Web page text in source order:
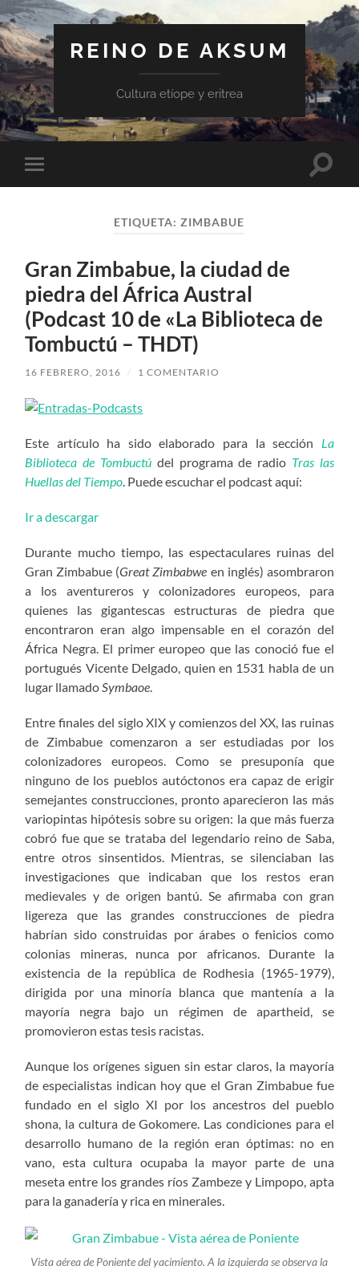
REINO DE AKSUM
Cultura etíope y eritrea
Alternar
el
ETIQUETA:ZIMBABUE
Gran Zimbabue, la ciudad de
piedra del África Austral
(Podcast 10 de «La Biblioteca de
Tombuctú – THDT)
16 FEBRERO, 2016 / 1 COMENTARIO
Este artículo ha sido elaborado para la sección La
Biblioteca de Tombuctúdel programa de radio Tras las
Huellas del Tiempo. Puede escuchar el podcast aquí:
Ir a descargar
Durante mucho tiempo, las espectaculares ruinas del
Gran Zimbabue (Great Zimbabwe en inglés) asombraron
a los aventureros y colonizadores europeos, para
quienes las gigantescas estructuras de piedra que
encontraron eran algo impensable en el corazón del
África Negra. El primer europeo que las conoció fue el
portugués Vicente Delgado, quien en 1531 habla de un
lugar llamadoSymbaoe.
Entre finales del siglo XIX y comienzos del XX, las ruinas
de Zimbabue comenzaron a ser estudiadas por los
colonizadores europeos. Como se presuponía que
ninguno de los pueblos autóctonos era capaz de erigir
semejantes construcciones, pronto aparecieron las más
variopintas hipótesis sobre su origen: la que más fuerza
cobró fue que se trataba del legendario reino de Saba,
entre otros sinsentidos. Mientras, se silenciaban las
investigaciones que indicaban que los restos eran
medievales y de origen bantú. Se afirmaba con gran
ligereza que las grandes construcciones de piedra
habrían sido construidas por árabes o fenicios como
colonias mineras, nunca por africanos. Durante la
existencia de la república de Rodhesia (1965-1979),
dirigida por una minoría blanca que mantenía a la
mayoría negra bajo un régimen de apartheid, se
promovieron estas tesis racistas.
Aunque los orígenes siguen sin estar claros, la mayoría
de especialistas indican hoy que el Gran Zimbabue fue
fundado en el siglo XI por los ancestros del pueblo
shona, la cultura de Gokomere. Las condiciones para el
desarrollo humano de la región eran óptimas: no en
vano, esta cultura ocupaba la mayor parte de una
meseta entre los grandes ríos Zambeze y Limpopo, apta
para la ganadería y rica en minerales.
Vista aérea de Poniente del yacimiento. A la izquierda se observa la